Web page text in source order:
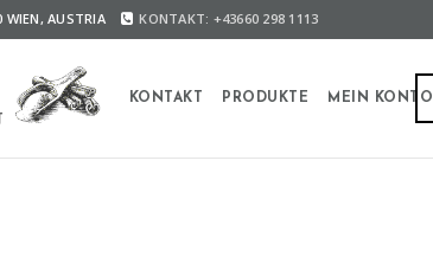
AUSTRIA KONTAKT: +43660 298 1113
KONTAKT PRODUKTE MEIN KONTO